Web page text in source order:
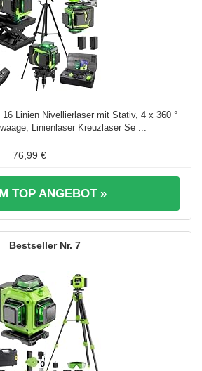
Linien Nivellierlaser mit Stativ, 4 x 360 °
Linienlaser Kreuzlaser Se ...
76,99 €
TOP ANGEBOT »
7